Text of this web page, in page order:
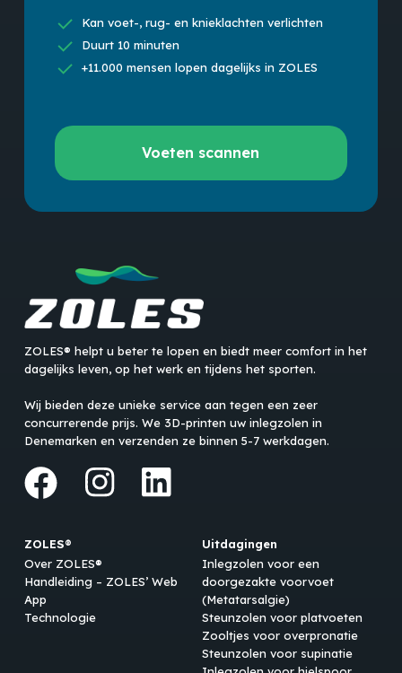
Kan voet-, rug- en knieklachten verlichten
Duurt 10 minuten
+11.000 mensen lopen dagelijks in ZOLES
scannen
Voeten scannen
ZOLES® helpt u beter te lopen en biedt meer comfort in het
dagelijks leven, op het werk en tijdens het sporten.
Wij bieden deze unieke service aan tegen een zeer
concurrerende prijs. We 3D-printen uw inlegzolen in
Denemarken en verzenden ze binnen 5-7 werkdagen.
ZOLES®
Over ZOLES®
Handleiding – ZOLES’ Web
App
Technologie
Uitdagingen
Inlegzolen voor een
doorgezakte voorvoet
(Metatarsalgie)
Steunzolen voor platvoeten
Zooltjes voor overpronatie
Steunzolen voor supinatie